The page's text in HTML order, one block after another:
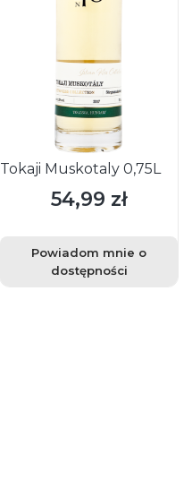
Tokaji Muskotaly 0,75L
Cena
54,99 zł
Powiadom mnie o
dostępności